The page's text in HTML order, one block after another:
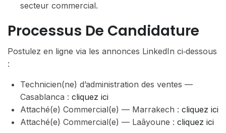
secteur commercial.
Processus De Candidature
Postulez en ligne via les annonces LinkedIn ci‑dessous
:
Technicien(ne) d’administration des ventes —
Casablanca : cliquez ici
Attaché(e) Commercial(e) — Marrakech : cliquez ici
Attaché(e) Commercial(e) — Laâyoune : cliquez ici